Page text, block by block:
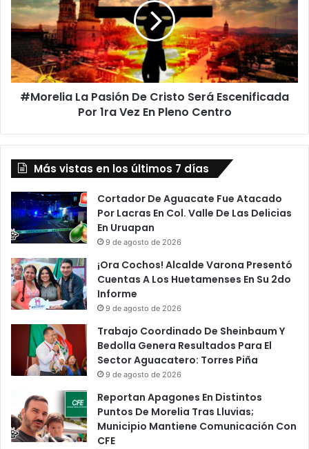
De
Cristo
Escenificada
Por
1ra
Vez
Centro
#Morelia La Pasión De Cristo Será Escenificada
Por 1ra Vez En Pleno Centro
Más vistas en los últimos 7 días
Cortador De Aguacate Fue Atacado
Por Lacras En Col. Valle De Las Delicias
En Uruapan
9 de agosto de 2026
¡Ora Cochos! Alcalde Varona Presentó
Cuentas A Los Huetamenses En Su 2do
Informe
9 de agosto de 2026
Trabajo Coordinado De Sheinbaum Y
Bedolla Genera Resultados Para El
Sector Aguacatero: Torres Piña
9 de agosto de 2026
Reportan Apagones En Distintos
Puntos De Morelia Tras Lluvias;
Municipio Mantiene Comunicación Con
CFE